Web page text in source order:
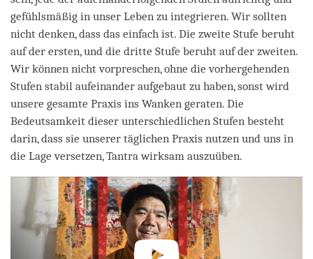
gefühlsmäßig in unser Leben zu integrieren. Wir sollten
nicht denken, dass das einfach ist. Die zweite Stufe beruht
auf der ersten, und die dritte Stufe beruht auf der zweiten.
Wir können nicht vorpreschen, ohne die vorhergehenden
Stufen stabil aufeinander aufgebaut zu haben, sonst wird
unsere gesamte Praxis ins Wanken geraten. Die
Bedeutsamkeit dieser unterschiedlichen Stufen besteht
darin, dass sie unserer täglichen Praxis nutzen und uns in
die Lage versetzen, Tantra wirksam auszuüben.